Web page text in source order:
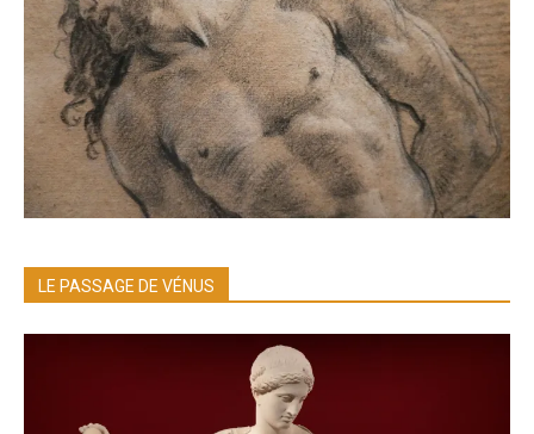
LE PASSAGE DE VÉNUS